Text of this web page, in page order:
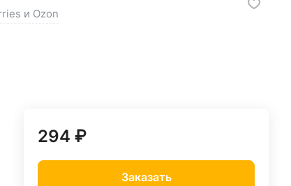
и Ozon
294 ₽
Заказать